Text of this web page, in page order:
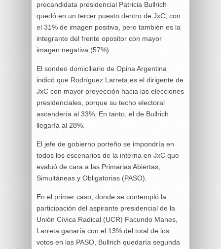
precandidata presidencial Patricia Bullrich
quedó en un tercer puesto dentro de JxC, con
el 31% de imagen positiva, pero también es la
integrante del frente opositor con mayor
imagen negativa (57%).
El sondeo domiciliario de Opina Argentina
indicó que Rodríguez Larreta es el dirigente de
JxC con mayor proyección hacia las elecciones
presidenciales, porque su techo electoral
ascendería al 33%. En tanto, el de Bullrich
llegaría al 28%.
El jefe de gobierno porteño se impondría en
todos los escenarios de la interna en JxC que
evaluó de cara a las Primarias Abiertas,
Simultáneas y Obligatorias (PASO).
En el primer caso, donde se contempló la
participación del aspirante presidencial de la
Unión Cívica Radical (UCR) Facundo Manes,
Larreta ganaría con el 13% del total de los
votos en las PASO, Bullrich quedaría segunda